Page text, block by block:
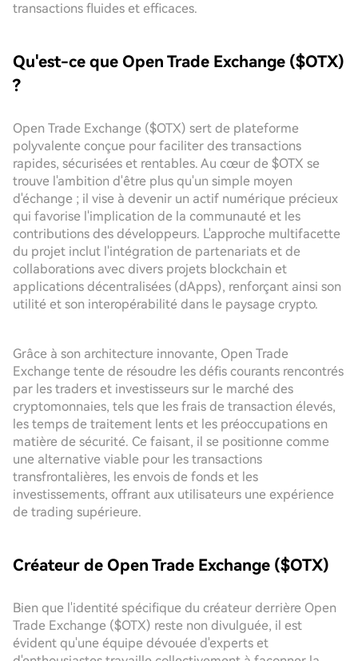
transactions fluides et efficaces.
Qu'est-ce que Open Trade Exchange ($OTX)
?
Open Trade Exchange ($OTX) sert de plateforme
polyvalente conçue pour faciliter des transactions
rapides, sécurisées et rentables. Au cœur de $OTX se
trouve l'ambition d'être plus qu'un simple moyen
d'échange ; il vise à devenir un actif numérique précieux
qui favorise l'implication de la communauté et les
contributions des développeurs. L'approche multifacette
du projet inclut l'intégration de partenariats et de
collaborations avec divers projets blockchain et
applications décentralisées (dApps), renforçant ainsi son
utilité et son interopérabilité dans le paysage crypto.
Grâce à son architecture innovante, Open Trade
Exchange tente de résoudre les défis courants rencontrés
par les traders et investisseurs sur le marché des
cryptomonnaies, tels que les frais de transaction élevés,
les temps de traitement lents et les préoccupations en
matière de sécurité. Ce faisant, il se positionne comme
une alternative viable pour les transactions
transfrontalières, les envois de fonds et les
investissements, offrant aux utilisateurs une expérience
de trading supérieure.
Créateur de Open Trade Exchange ($OTX)
Bien que l'identité spécifique du créateur derrière Open
Trade Exchange ($OTX) reste non divulguée, il est
évident qu'une équipe dévouée d'experts et